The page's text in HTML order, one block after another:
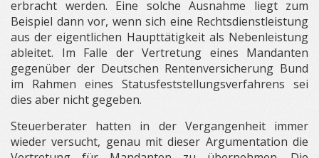
erbracht werden. Eine solche Ausnahme liegt zum
Beispiel dann vor, wenn sich eine Rechtsdienstleistung
aus der eigentlichen Haupttätigkeit als Nebenleistung
ableitet. Im Falle der Vertretung eines Mandanten
gegenüber der Deutschen Rentenversicherung Bund
im Rahmen eines Statusfeststellungsverfahrens sei
dies aber nicht gegeben.
Steuerberater hatten in der Vergangenheit immer
wieder versucht, genau mit dieser Argumentation die